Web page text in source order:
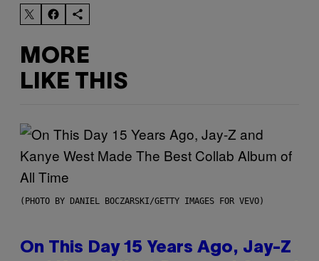
MORE
LIKE THIS
(PHOTO BY DANIEL BOCZARSKI/GETTY IMAGES FOR VEVO)
On This Day 15 Years Ago, Jay-Z